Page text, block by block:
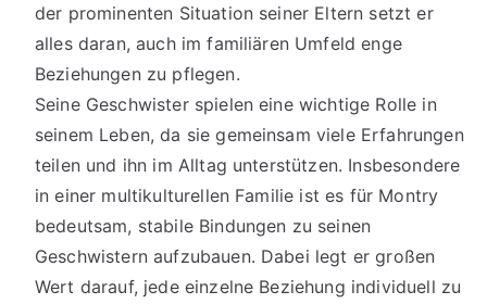
der prominenten Situation seiner Eltern setzt er
alles daran, auch im familiären Umfeld enge
Beziehungen zu pflegen.
Seine Geschwister spielen eine wichtige Rolle in
seinem Leben, da sie gemeinsam viele Erfahrungen
teilen und ihn im Alltag unterstützen. Insbesondere
in einer multikulturellen Familie ist es für Montry
bedeutsam, stabile Bindungen zu seinen
Geschwistern aufzubauen. Dabei legt er großen
Wert darauf, jede einzelne Beziehung individuell zu